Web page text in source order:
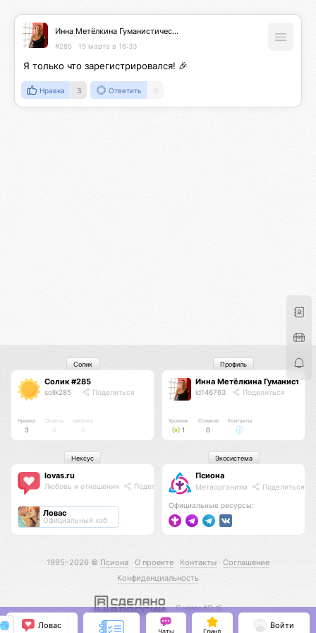
Инна Метёлкина Гуманистический Психолог Интегративный метод🕊️специалист по психосоматике
#285 15 марта в 16:33
Я только что зарегистрировался! 🎉
Нравка 3 Ответить 0
Солик #285
solik285 Поделиться
Нравки
3
Ответы
0
Цепочка
0
Солик
Инна Метёлкина
id146763 Поделиться
Уровень
1
Соликов
0
Контакты
Профиль
lovas.ru
Любовь и отношения Поделиться
Ловас
Официальный хаб
Нексус
Псиона
Метаорганизм Поделиться
Официальные ресурсы:
Экосистема
1995–2026 © Псиона О проекте Контакты
Соглашение
Конфиденциальность
С нами КО 🕉️
Ловас
Чаты Гринд
Войти